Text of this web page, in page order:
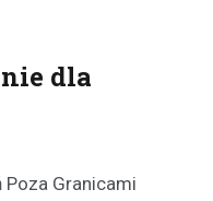
dla
Poza Granicami